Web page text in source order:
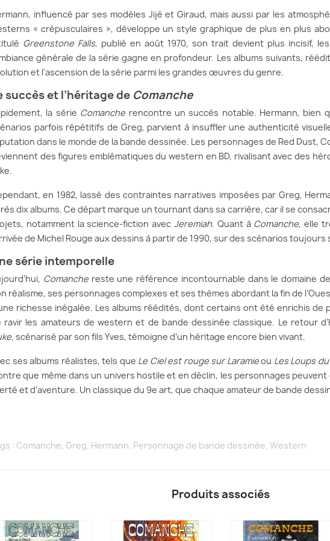
influencé par ses modèles Jijé et Giraud, mais aussi par les
« crépusculaires », développe un style graphique de plus en plus
Greenstone Falls, publié en août 1970, son trait devient plus incisif,
générale de la série gagne en profondeur. Les albums suivants,
et l’ascension de la série parmi les grandes œuvres du genre.
succès et l’héritage de Comanche
la série Comanche rencontre un succès notable. Hermann, bien
parfois répétitifs de Greg, parvient à insuffler une authenticité
dans le monde de la bande dessinée. Les personnages de Red Dust,
des figures emblématiques du western en BD, rivalisant avec des
en 1982, lassé des contraintes narratives imposées par Greg,
dix albums. Ce départ marque un tournant dans sa carrière, car il se
notamment la science-fiction avec Jeremiah. Quant à Comanche, elle
de Michel Rouge aux dessins à partir de 1990, sur des scénarios toujours
série intemporelle
Comanchereste une référence incontournable dans le domaine
réalisme, ses personnages complexes et ses thèmes abordant la fin de
richesse inégalée. Les albums réédités, dont certains ont été enrichis de
ravir les amateurs de western et de bande dessinée classique. Le retour
, scénarisé par son fils Yves, témoigne d’un héritage encore bien vivant.
ses albums réalistes, tels que Le Ciel est rouge sur Laramieou Les Loups
que même dans un univers hostile et en déclin, les personnages
et d’aventure. Un classique du 9e art, que chaque amateur de bande
: Comanche, Greg, Hermann, Personnage de bande dessinée, Western
Produits associés